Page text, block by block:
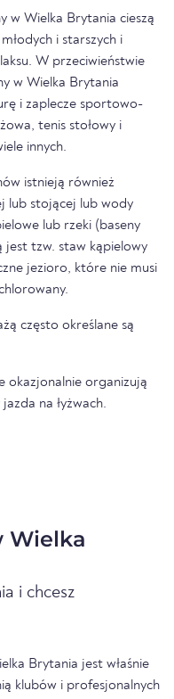
w Wielka Brytania cieszą
i starszych i
W przeciwieństwie
w Wielka Brytania
i zaplecze sportowo-
tenis stołowy i
innych.
istnieją również
lub stojącej lub wody
lub rzeki (baseny
jest tzw. staw kąpielowy
jezioro, które nie musi
często określane są
okazjonalnie organizują
na łyżwach.
Wielka
i chcesz
Brytania jest właśnie
klubów i profesjonalnych